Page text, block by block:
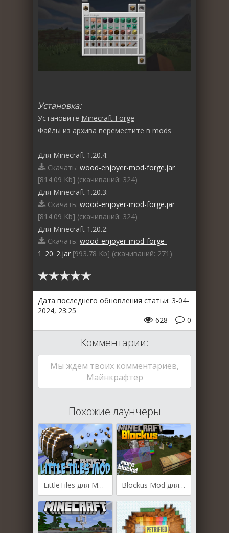
Установка:
Установите Minecraft Forge
Файлы из архива переместите в mods
Для Minecraft 1.20.4:
Скачать: wood-enjoyer-mod-forge.jar
[814.09 Kb] (cкачиваний: 324)
Для Minecraft 1.20.3:
Скачать: wood-enjoyer-mod-forge.jar
[814.09 Kb] (cкачиваний: 324)
Для Minecraft 1.20.2:
Скачать: wood-enjoyer-mod-forge-
1_20_2.jar [993.78 Kb] (cкачиваний: 271)
Дата последнего обновления статьи: 3-04-
2024, 23:25
0
628
Комментарии:
Мы ждем твоих комментариев,
Майнкрафтер
Похожие лаунчеры
LittleTiles для Майнкрафт [1.20.2, 1.20] Blockus Mod для Майнкрафт [1.20.2, 1.20.1, 1.20]